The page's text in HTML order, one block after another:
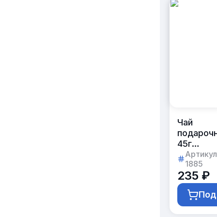
Чай
45г
в
банке
с
клиента
1885
235 ₽
Под